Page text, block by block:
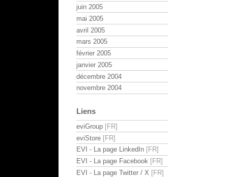
juin 2005
mai 2005
avril 2005
mars 2005
février 2005
janvier 2005
décembre 2004
novembre 2004
Liens
eviGroup
eviStore
EVI - La page LinkedIn
EVI - La page Facebook
EVI - La page Twitter / X